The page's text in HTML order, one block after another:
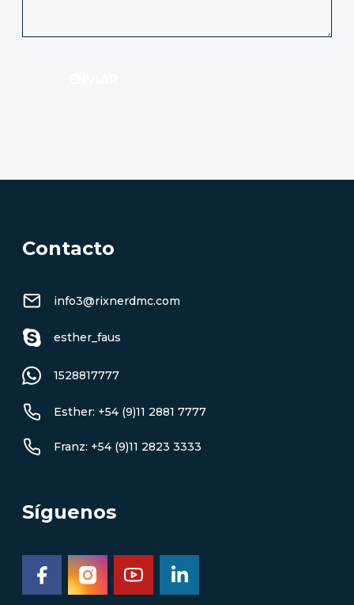
Contacto
info3@rixnerdmc.com
esther_faus
1528817777
Esther: +54 (9)11 2881 7777
Franz: +54 (9)11 2823 3333
Síguenos